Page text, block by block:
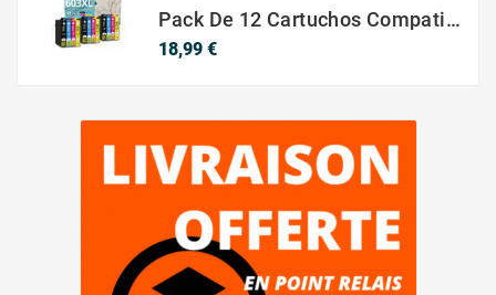
Pack De 12 Cartuchos Compatibles EPSON 603XL
18,99 €Precio